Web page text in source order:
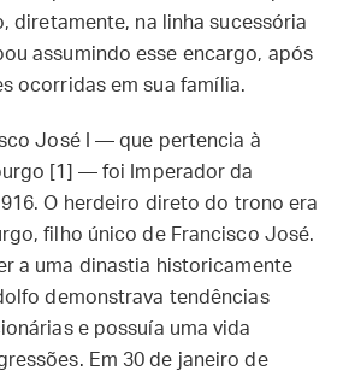
diretamente, na linha sucessória
assumindo esse encargo, após
ocorridas em sua família.
José I — que pertencia à
[1] — foi Imperador da
O herdeiro direto do trono era
filho único de Francisco José.
a uma dinastia historicamente
demonstrava tendências
e possuía uma vida
Em 30 de janeiro de